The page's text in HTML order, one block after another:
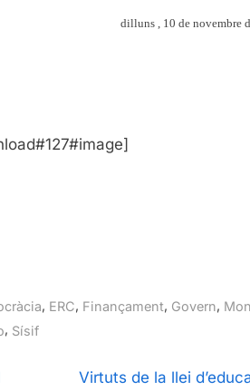
dilluns , 10 de novembre
, ERC, Finançament, Govern,
, Sísif
N
Virtuts de la llei